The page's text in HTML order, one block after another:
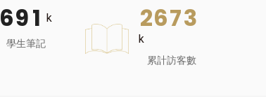
691 k
學生筆記
2673
k
累計訪客數